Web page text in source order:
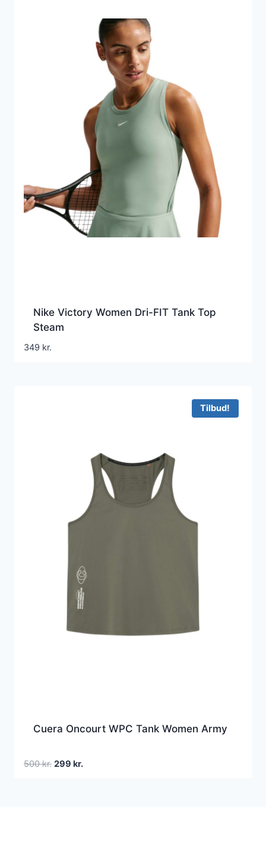
Nike Victory Women Dri-FIT Tank Top
Steam
349 kr.
Tilbud!
Cuera Oncourt WPC Tank Women Army
500kr. Den
299 kr.Den